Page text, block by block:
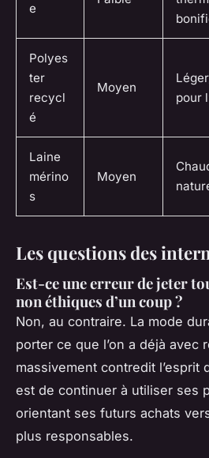
e
Polyes
ter
recycl
é
Moyen
pour
Laine
mérino
s
Moyen
Les questions des
Est-ce une erreur de jeter
non éthiques d’un coup ?
Non, au contraire. La mode
porter ce que l’on a déjà avec
massivement contredit l’esprit
est de continuer à utiliser ses
orientant ses futurs achats
plus responsables.